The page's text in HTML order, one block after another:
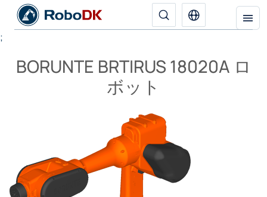
;
BORUNTE BRTIRUS 18020A ロ
ボット